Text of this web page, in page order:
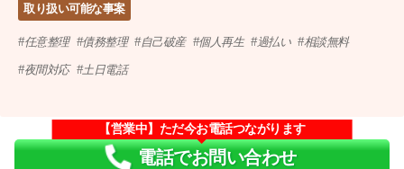
取り扱い可能な事案
任意整理 債務整理 自己破産 個人再生 過払い 相談無料
夜間対応 土日電話
【営業中】ただ今お電話つながります
電話でお問い合わせ